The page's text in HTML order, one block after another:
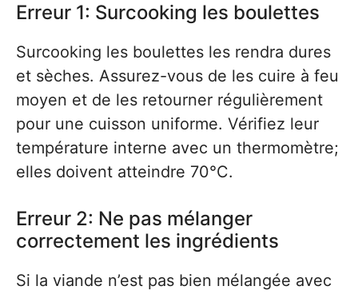
Erreur 1: Surcooking les boulettes
Surcooking les boulettes les rendra dures
et sèches. Assurez-vous de les cuire à feu
moyen et de les retourner régulièrement
pour une cuisson uniforme. Vérifiez leur
température interne avec un thermomètre;
elles doivent atteindre 70°C.
Erreur 2: Ne pas mélanger
correctement les ingrédients
Si la viande n’est pas bien mélangée avec